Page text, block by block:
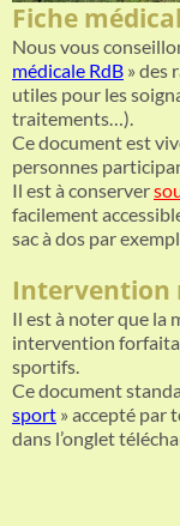
Fiche
Nous vous
médicale RdB » des
utiles pour les
traitements…).
Ce document est
personnes
Il est à conserver
facilement
sac à dos par
Intervention
Il est à noter que la
intervention
sportifs.
Ce document
sport » accepté par
dans l’onglet